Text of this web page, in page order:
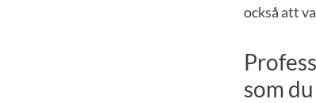
också att
som